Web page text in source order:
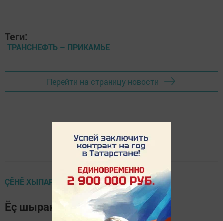
Теги:
ТРАНСНЕФТЬ – ПРИКАМЬЕ
Перейти на страницу новости
ÇӖНӖ ХЫПАРСЕМ
Ӗç шыракан, асăрха!